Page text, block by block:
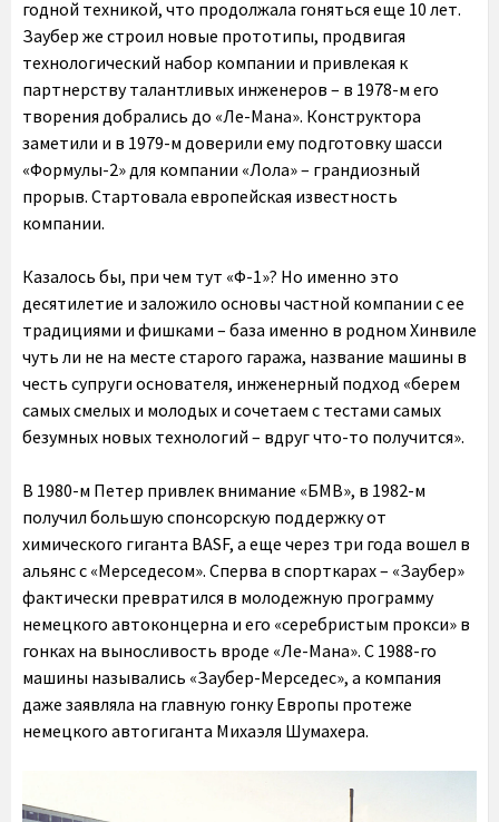
годной техникой, что продолжала гоняться еще 10 лет.
Заубер же строил новые прототипы, продвигая
технологический набор компании и привлекая к
партнерству талантливых инженеров – в 1978-м его
творения добрались до «Ле-Мана». Конструктора
заметили и в 1979-м доверили ему подготовку шасси
«Формулы-2» для компании «Лола» – грандиозный
прорыв. Стартовала европейская известность
компании.
Казалось бы, при чем тут «Ф-1»? Но именно это
десятилетие и заложило основы частной компании с ее
традициями и фишками – база именно в родном Хинвиле
чуть ли не на месте старого гаража, название машины в
честь супруги основателя, инженерный подход «берем
самых смелых и молодых и сочетаем с тестами самых
безумных новых технологий – вдруг что-то получится».
В 1980-м Петер привлек внимание «БМВ», в 1982-м
получил большую спонсорскую поддержку от
химического гиганта BASF, а еще через три года вошел в
альянс с «Мерседесом». Сперва в спорткарах – «Заубер»
фактически превратился в молодежную программу
немецкого автоконцерна и его «серебристым прокси» в
гонках на выносливость вроде «Ле-Мана». С 1988-го
машины назывались «Заубер-Мерседес», а компания
даже заявляла на главную гонку Европы протеже
немецкого автогиганта Михаэля Шумахера.